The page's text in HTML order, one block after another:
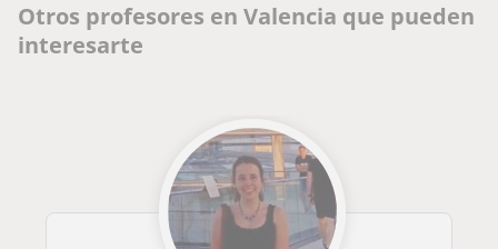
Otros profesores en Valencia que pueden
interesarte